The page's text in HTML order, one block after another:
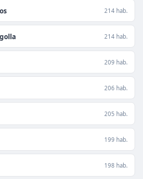
214 hab.
214 hab.
209 hab.
206 hab.
205 hab.
199 hab.
198 hab.